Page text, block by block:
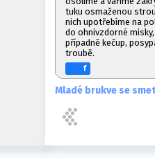
tuku osmaženou
nich upotřebíme na
do ohnivzdorné
případně kečup,
troubě.
f
Mladé brukve se